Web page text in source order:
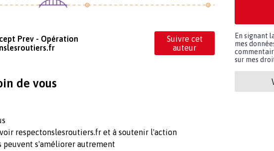
Prev - Opération
Suivre cet
auteur
de vous
respectonslesroutiers.fr et à soutenir l'action
peuvent s'améliorer autrement
En signant
mes
sur mes